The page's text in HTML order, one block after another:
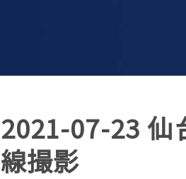
2021-07-23 仙
線撮影